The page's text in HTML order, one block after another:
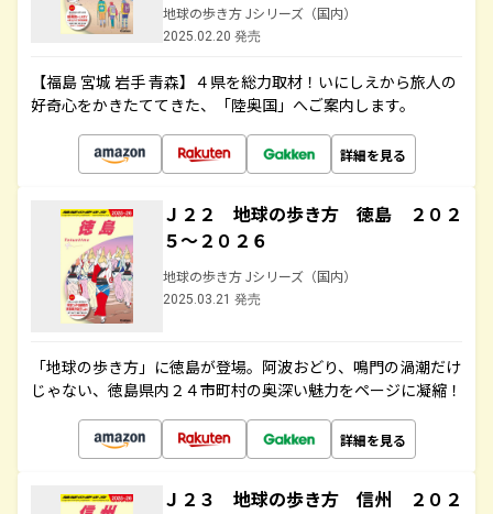
地球の歩き方 Jシリーズ（国内）
2025.02.20 発売
【福島 宮城 岩手 青森】４県を総力取材！いにしえから旅人の
好奇心をかきたててきた、「陸奥国」へご案内します。
詳細を見る
Ｊ２２ 地球の歩き方 徳島 ２０２
５～２０２６
地球の歩き方 Jシリーズ（国内）
2025.03.21 発売
「地球の歩き方」に徳島が登場。阿波おどり、鳴門の渦潮だけ
じゃない、徳島県内２４市町村の奥深い魅力をページに凝縮！
詳細を見る
Ｊ２３ 地球の歩き方 信州 ２０２